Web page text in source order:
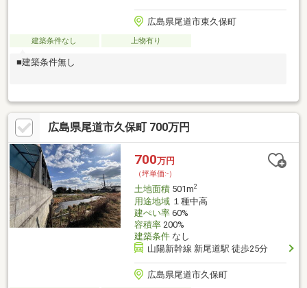
広島県尾道市東久保町
建築条件なし 上物有り
■建築条件無し
広島県尾道市久保町 700万円
700万円
（坪単価:-）
土地面積501m2
用途地域１種中高
建ぺい率60%
容積率200%
建築条件なし
山陽新幹線 新尾道駅 徒歩25分
広島県尾道市久保町